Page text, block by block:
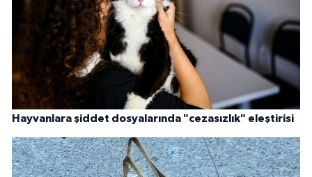
Hayvanlara şiddet dosyalarında "cezasızlık" eleştirisi